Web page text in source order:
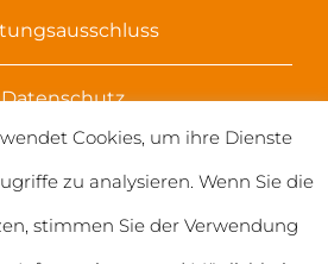
Datenschutz
Cookies, um ihre Dienste
zu analysieren. Wenn Sie die
stimmen Sie der Verwendung